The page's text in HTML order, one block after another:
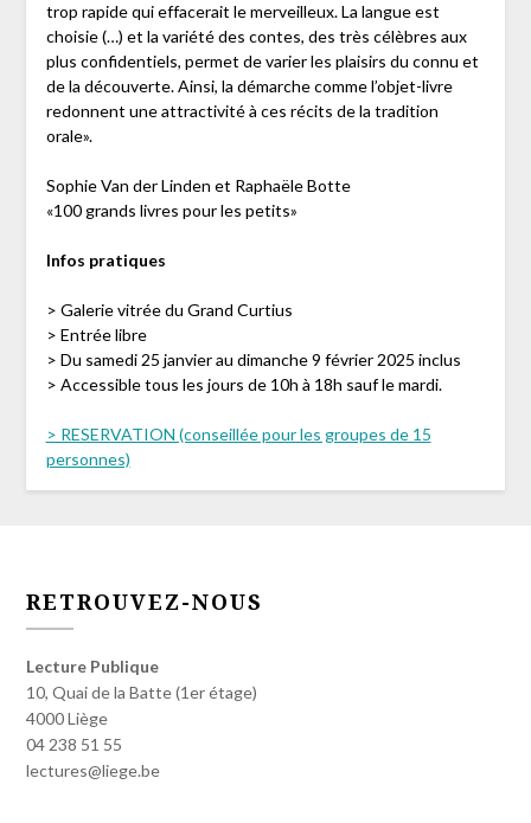
trop rapide qui effacerait le merveilleux. La langue est
choisie (…) et la variété des contes, des très célèbres aux
plus confidentiels, permet de varier les plaisirs du connu et
de la découverte. Ainsi, la démarche comme l’objet-livre
redonnent une attractivité à ces récits de la tradition
orale».
Sophie Van der Linden et Raphaële Botte
«100 grands livres pour les petits»
Infos pratiques
> Galerie vitrée du Grand Curtius
> Entrée libre
> Du samedi 25 janvier au dimanche 9 février 2025 inclus
> Accessible tous les jours de 10h à 18h sauf le mardi.
> RESERVATION (conseillée pour les groupes de 15
personnes)
RETROUVEZ-NOUS
Lecture Publique
10, Quai de la Batte (1er étage)
4000 Liège
04 238 51 55
lectures@liege.be